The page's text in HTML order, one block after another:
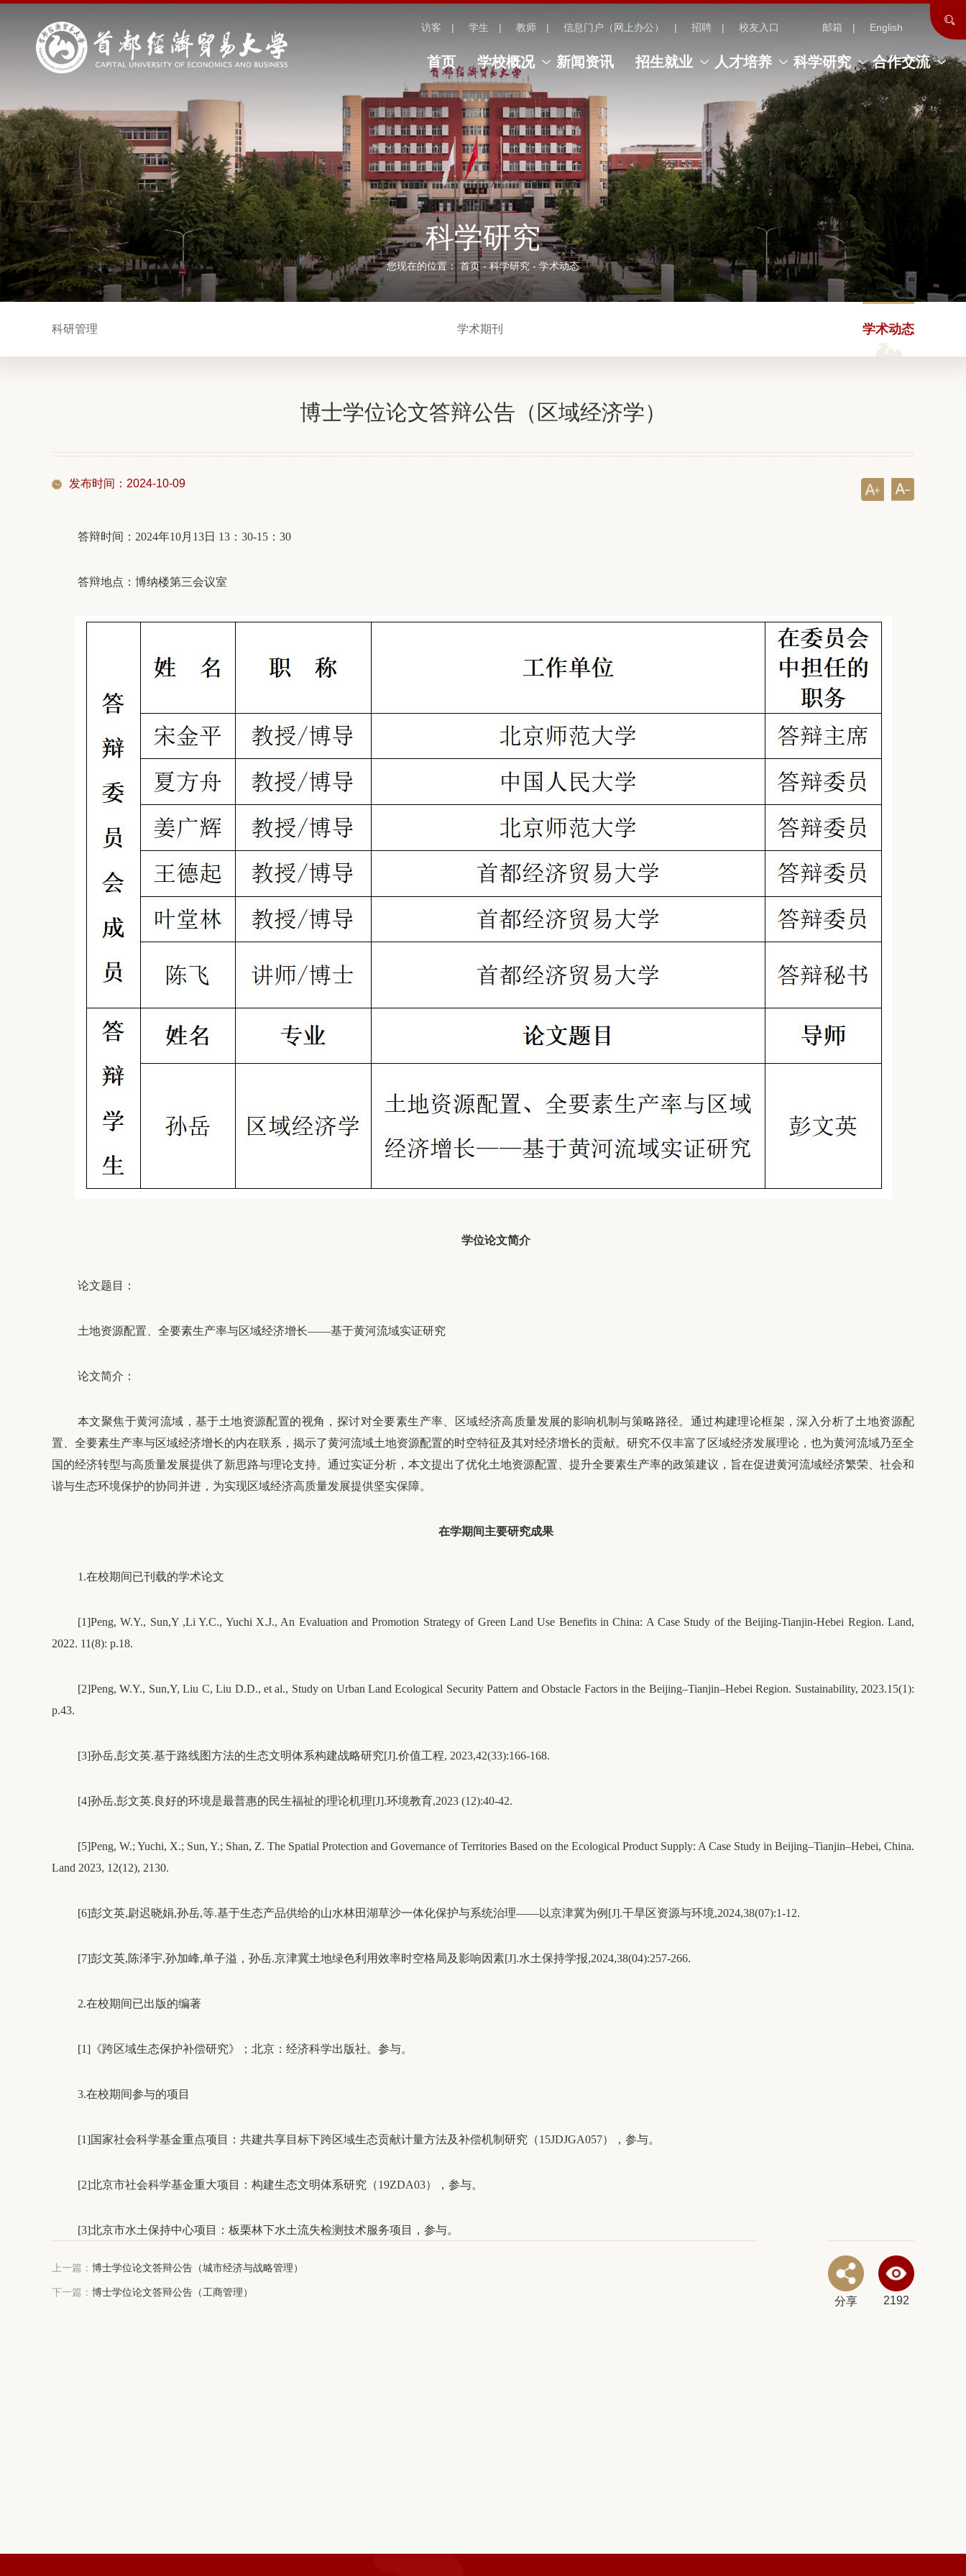
访客 学生 教师 信息门户（网上办公） 招聘 校友入口 邮箱 English
首页 学校概况 新闻资讯 招生就业 人才培养 科学研究 合作交流
科学研究
您现在的位置：首页-科学研究 - 学术动态
科研管理 学术期刊 学术动态
博士学位论文答辩公告（区域经济学）
发布时间：2024-10-09
答辩时间：2024年10月13日 13：30-15：30
答辩地点：博纳楼第三会议室
学位论文简介
论文题目：
土地资源配置、全要素生产率与区域经济增长——基于黄河流域实证研究
论文简介：
本文聚焦于黄河流域，基于土地资源配置的视角，探讨对全要素生产率、区域经济高质量发展的影响机制与策略路径。通过构建理论框架，深入分析了土地资源配
置、全要素生产率与区域经济增长的内在联系，揭示了黄河流域土地资源配置的时空特征及其对经济增长的贡献。研究不仅丰富了区域经济发展理论，也为黄河流域乃至全
国的经济转型与高质量发展提供了新思路与理论支持。通过实证分析，本文提出了优化土地资源配置、提升全要素生产率的政策建议，旨在促进黄河流域经济繁荣、社会和
谐与生态环境保护的协同并进，为实现区域经济高质量发展提供坚实保障。
在学期间主要研究成果
1.在校期间已刊载的学术论文
[1]Peng, W.Y., Sun,Y ,Li Y.C., Yuchi X.J., An Evaluation and Promotion Strategy of Green Land Use Benefits in China: A Case Study of the Beijing-Tianjin-Hebei Region. Land,
2022. 11(8): p.18.
[2]Peng, W.Y., Sun,Y, Liu C, Liu D.D., et al., Study on Urban Land Ecological Security Pattern and Obstacle Factors in the Beijing–Tianjin–Hebei Region. Sustainability, 2023.15(1):
p.43.
[3]孙岳,彭文英.基于路线图方法的生态文明体系构建战略研究[J].价值工程, 2023,42(33):166-168.
[4]孙岳,彭文英.良好的环境是最普惠的民生福祉的理论机理[J].环境教育,2023 (12):40-42.
[5]Peng, W.; Yuchi, X.; Sun, Y.; Shan, Z. The Spatial Protection and Governance of Territories Based on the Ecological Product Supply: A Case Study in Beijing–Tianjin–Hebei, China.
Land 2023, 12(12), 2130.
[6]彭文英,尉迟晓娟,孙岳,等.基于生态产品供给的山水林田湖草沙一体化保护与系统治理——以京津冀为例[J].干旱区资源与环境,2024,38(07):1-12.
[7]彭文英,陈泽宇,孙加峰,单子溢，孙岳.京津冀土地绿色利用效率时空格局及影响因素[J].水土保持学报,2024,38(04):257-266.
2.在校期间已出版的编著
[1]《跨区域生态保护补偿研究》；北京：经济科学出版社。参与。
3.在校期间参与的项目
[1]国家社会科学基金重点项目：共建共享目标下跨区域生态贡献计量方法及补偿机制研究（15JDJGA057），参与。
[2]北京市社会科学基金重大项目：构建生态文明体系研究（19ZDA03），参与。
[3]北京市水土保持中心项目：板栗林下水土流失检测技术服务项目，参与。
上一篇： 博士学位论文答辩公告（城市经济与战略管理）
下一篇： 博士学位论文答辩公告（工商管理）
分享 2192